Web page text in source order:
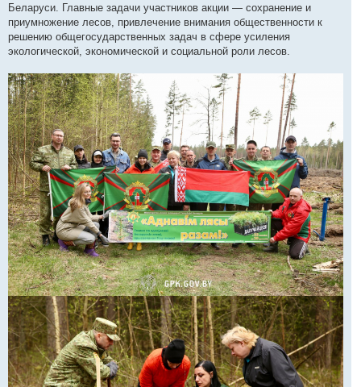
Беларуси. Главные задачи участников акции — сохранение и
приумножение лесов, привлечение внимания общественности к
решению общегосударственных задач в сфере усиления
экологической, экономической и социальной роли лесов.